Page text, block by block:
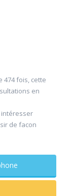
474 fois, cette
en
de facon